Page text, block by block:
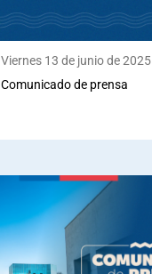
Viernes 13 de junio de 2025
Comunicado de prensa